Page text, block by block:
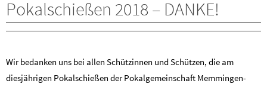
Pokalschießen 2018 – DANKE!
Wir bedanken uns bei allen Schützinnen und Schützen, die am
diesjährigen Pokalschießen der Pokalgemeinschaft Memmingen-